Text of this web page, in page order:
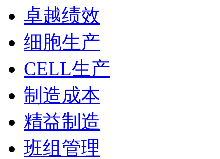
卓越绩效
细胞生产
CELL生产
制造成本
精益制造
班组管理